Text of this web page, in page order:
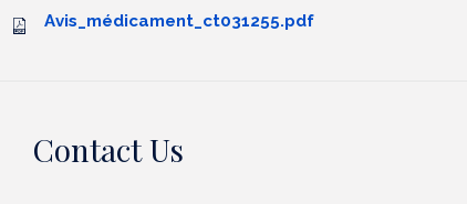
Avis_médicament_ct031255.pdf
Contact Us